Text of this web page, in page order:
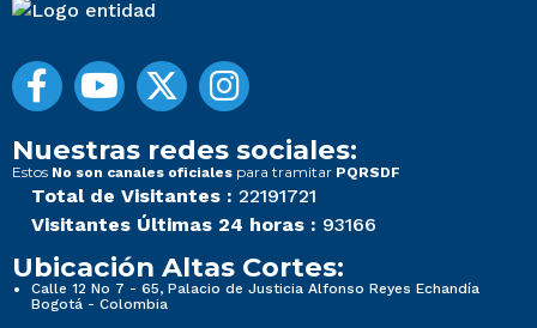
Nuestras redes sociales:
Estos No son canales oficiales para tramitar PQRSDF
Total de Visitantes : 22191721
Visitantes Últimas 24 horas : 93166
Ubicación Altas Cortes:
Calle 12 No 7 - 65, Palacio de Justicia Alfonso Reyes Echandía
Bogotá - Colombia